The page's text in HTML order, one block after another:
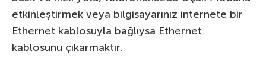
etkinleştirmek veya bilgisayarınız internete bir
Ethernet kablosuyla bağlıysa Ethernet
kablosunu çıkarmaktır.